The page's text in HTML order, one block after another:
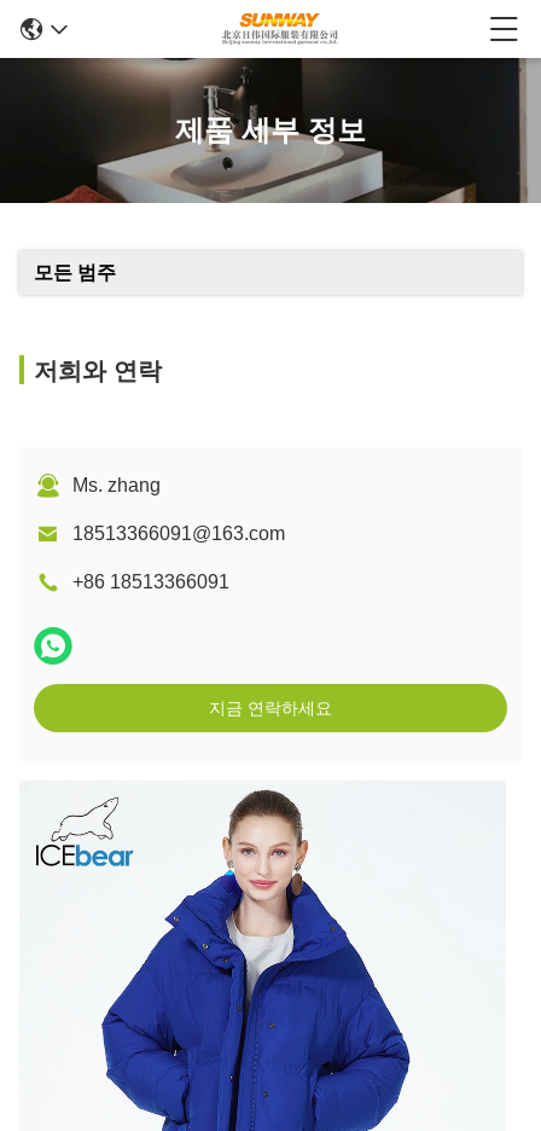
제품 세부 정보
모든 범주
저희와 연락
Ms. zhang
18513366091@163.com
+86 18513366091
지금 연락하세요